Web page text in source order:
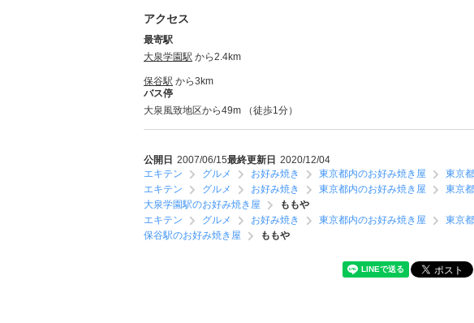
アクセス
最寄駅
大泉学園駅 から2.4km
保谷駅 から3km
バス停
大泉風致地区から49m （徒歩1分）
公開日 2007/06/15最終更新日 2020/12/04
エキテン
グルメ お好み焼き 東京都内のお好み焼き屋 東京
エキテン
グルメ お好み焼き 東京都内のお好み焼き屋
東京
大泉学園駅のお好み焼き屋
ももや
エキテン
グルメ お好み焼き 東京都内のお好み焼き屋
東京
保谷駅のお好み焼き屋
ももや